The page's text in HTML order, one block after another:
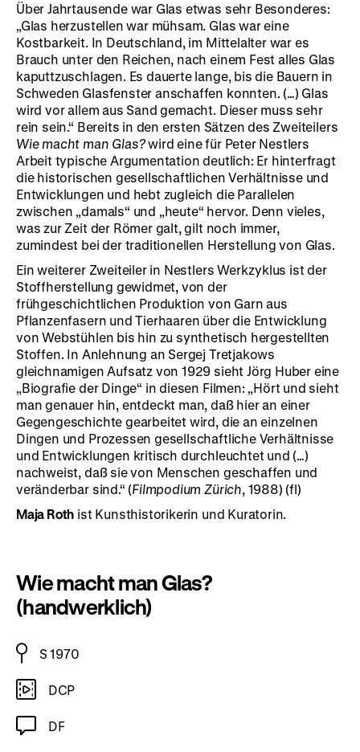
Über Jahrtausende war Glas etwas sehr Besonderes:
„Glas herzustellen war mühsam. Glas war eine
Kostbarkeit. In Deutschland, im Mittelalter war es
Brauch unter den Reichen, nach einem Fest alles Glas
kaputtzuschlagen. Es dauerte lange, bis die Bauern in
Schweden Glasfenster anschaffen konnten. (…) Glas
wird vor allem aus Sand gemacht. Dieser muss sehr
rein sein.“ Bereits in den ersten Sätzen des Zweiteilers
Wie macht man Glas?wird eine für Peter Nestlers
Arbeit typische Argumentation deutlich: Er hinterfragt
die historischen gesellschaftlichen Verhältnisse und
Entwicklungen und hebt zugleich die Parallelen
zwischen „damals“ und „heute“ hervor. Denn vieles,
was zur Zeit der Römer galt, gilt noch immer,
zumindest bei der traditionellen Herstellung von Glas.
Ein weiterer Zweiteiler in Nestlers Werkzyklus ist der
Stoffherstellung gewidmet, von der
frühgeschichtlichen Produktion von Garn aus
Pflanzenfasern und Tierhaaren über die Entwicklung
von Webstühlen bis hin zu synthetisch hergestellten
Stoffen. In Anlehnung an Sergej Tretjakows
gleichnamigen Aufsatz von 1929 sieht Jörg Huber eine
„Biografie der Dinge“ in diesen Filmen: „Hört und sieht
man genauer hin, entdeckt man, daß hier an einer
Gegengeschichte gearbeitet wird, die an einzelnen
Dingen und Prozessen gesellschaftliche Verhältnisse
und Entwicklungen kritisch durchleuchtet und (…)
nachweist, daß sie von Menschen geschaffen und
veränderbar sind.“ (Filmpodium Zürich, 1988) (fl)
Maja Roth ist Kunsthistorikerin und Kuratorin.
Wie macht man Glas?
(handwerklich)
S 1970
DCP
DF